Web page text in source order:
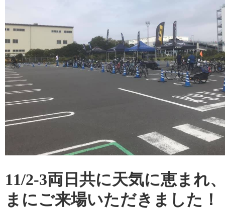
11/2-3両日共に天気に恵まれ
まにご来場いただきました！